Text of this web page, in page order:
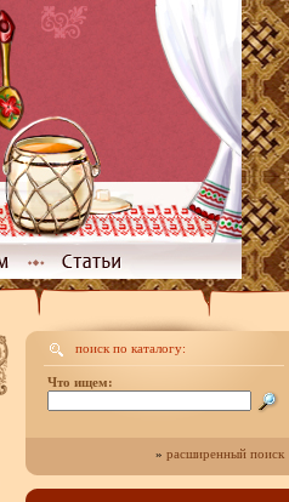
поиск по каталогу:
Что ищем:
» расширенный поиск